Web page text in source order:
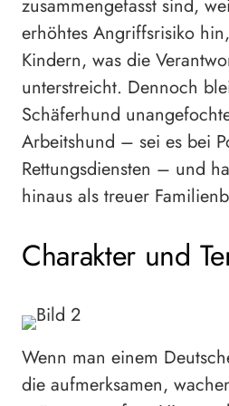
zusammengefasst sind,
erhöhtes Angriffsrisiko
Kindern, was die
unterstreicht. Dennoch
Schäferhund
Arbeitshund – sei es bei
Rettungsdiensten – und
hinaus als treuer
Charakter und
Wenn man einem
die aufmerksamen,